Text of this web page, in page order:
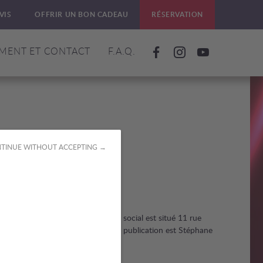
WITHOUT ACCEPTING →
ET CONTACT F.A.Q.
RÉSERVATION
OFFRIR UN BON CADEAU
FR95 479144073 - dont le siège social est situé 11 rue
via le site. Le directeur de la publication est Stéphane